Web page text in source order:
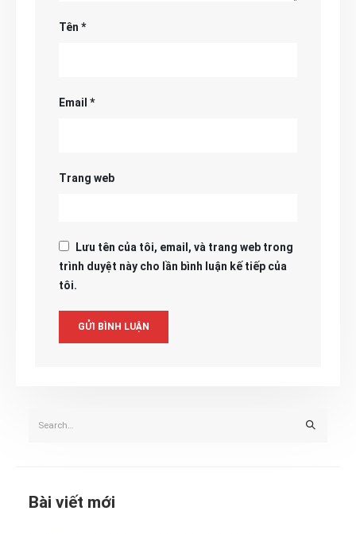
Tên *
Email *
Trang web
Lưu tên của tôi, email, và trang web trong
trình duyệt này cho lần bình luận kế tiếp của
tôi.
Bài viết mới